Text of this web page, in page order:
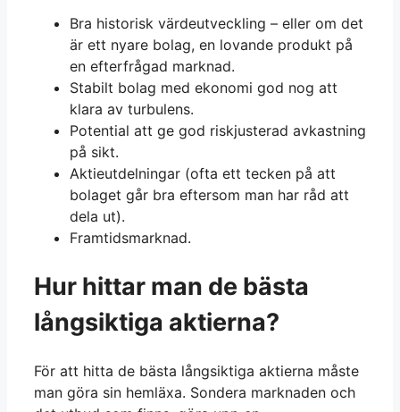
Bra historisk värdeutveckling – eller om det
är ett nyare bolag, en lovande produkt på
en efterfrågad marknad.
Stabilt bolag med ekonomi god nog att
klara av turbulens.
Potential att ge god riskjusterad avkastning
på sikt.
Aktieutdelningar (ofta ett tecken på att
bolaget går bra eftersom man har råd att
dela ut).
Framtidsmarknad.
Hur hittar man de bästa
långsiktiga aktierna?
För att hitta de bästa långsiktiga aktierna måste
man göra sin hemläxa. Sondera marknaden och